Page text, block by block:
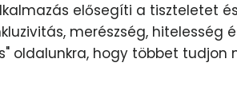
elősegíti a tiszteletet
merészség,
oldalunkra, hogy többet tudjon